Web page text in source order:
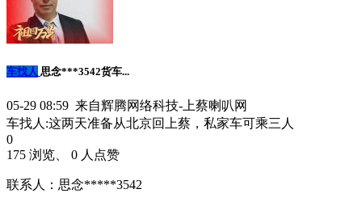
车找人 思念***3542货车...
05-29 08:59 来自辉腾网络科技-上蔡喇叭网
车找人:这两天准备从北京回上蔡，私家车可乘三人
0
175 浏览、 0 人点赞
联系人：思念*****3542